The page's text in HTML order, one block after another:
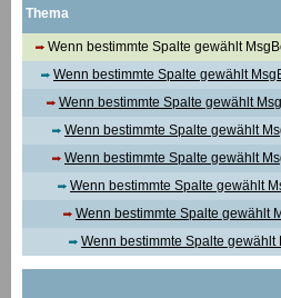
Thema
Wenn bestimmte Spalte gewählt
Wenn bestimmte Spalte gewählt
Wenn bestimmte Spalte gewählt
Wenn bestimmte Spalte gewählt
Wenn bestimmte Spalte gewählt
Wenn bestimmte Spalte gewählt
Wenn bestimmte Spalte gewählt
Wenn bestimmte Spalte gewählt